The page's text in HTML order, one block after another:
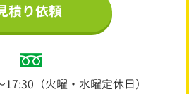
積り依頼
（火曜・水曜定休日）